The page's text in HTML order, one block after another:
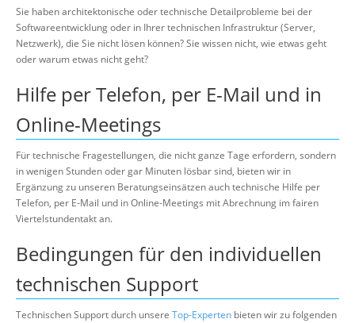
Über uns
Suche
Sie haben architektonische oder technische Detailprobleme bei der
Softwareentwicklung oder in Ihrer technischen Infrastruktur (Server,
Netzwerk), die Sie nicht lösen können? Sie wissen nicht, wie etwas geht
oder warum etwas nicht geht?
Hilfe per Telefon, per E-Mail und in
Online-Meetings
Für technische Fragestellungen, die nicht ganze Tage erfordern, sondern
in wenigen Stunden oder gar Minuten lösbar sind, bieten wir in
Ergänzung zu unseren Beratungseinsätzen auch technische Hilfe per
Telefon, per E-Mail und in Online-Meetings mit Abrechnung im fairen
Viertelstundentakt an.
Bedingungen für den individuellen
technischen Support
Technischen Support durch unsere Top-Experten bieten wir zu folgenden